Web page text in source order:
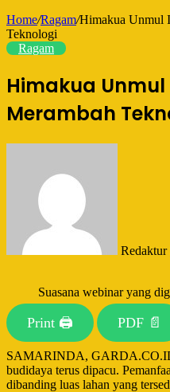
Home/Ragam/Himakua Unmul
Teknologi
Ragam
Himakua
Merambah
Redaktur
Suasana webinar yang
Print 🖨 PDF 📄
SAMARINDA,
budidaya terus dipacu.
dibanding luas lahan yang